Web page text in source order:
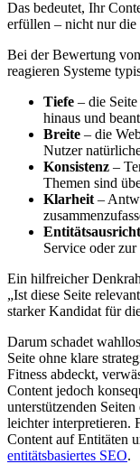
Das bedeutet, Ihr
erfüllen – nicht nur die
Bei der Bewertung
reagieren Systeme
Tiefe – die
hinaus und
Breite – die
Nutzer
Konsistenz –
Themen sind
Klarheit –
Service oder
Ein hilfreicher
„Ist diese Seite
starker Kandidat für
Darum schadet
Seite ohne klare
Fitness abdeckt,
Content jedoch
unterstützenden
leichter interpretieren.
Content auf Entitäten
entitätsbasiertes SEO.